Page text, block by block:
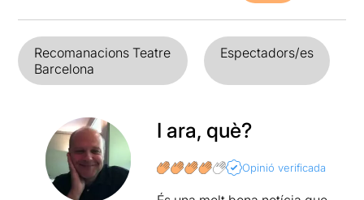
Recomanacions Teatre
Barcelona
Espectadors/es
I ara, què?
Opinió verificada